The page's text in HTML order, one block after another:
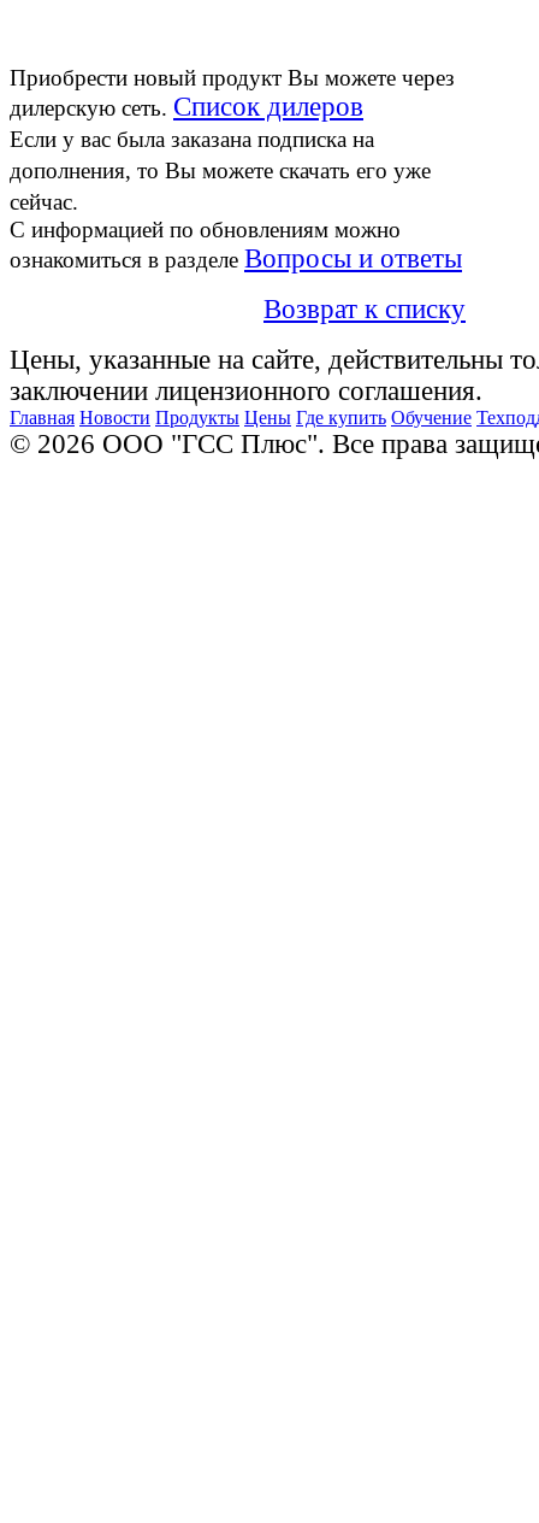
Приобрести новый продукт Вы можете через
дилерскую сеть. Список дилеров
Если у вас была заказана подписка на
дополнения, то Вы можете скачать его уже
сейчас.
С информацией по обновлениям можно
ознакомиться в разделе Вопросы и ответы
Возврат к списку
Цены, указанные на сайте, действительны
заключении лицензионного соглашения.
Главная Новости Продукты Цены Где купить Обучение
© 2026 ООО "ГСС Плюс". Все права